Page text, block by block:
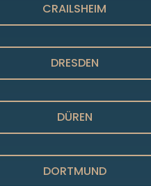
CRAILSHEIM
DRESDEN
DÜREN
DORTMUND